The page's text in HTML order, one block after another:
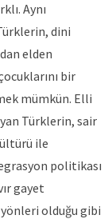
Aynı
dini
elden
bir
mümkün. Elli
Türklerin, sair
ile
politikası
gayet
olduğu gibi